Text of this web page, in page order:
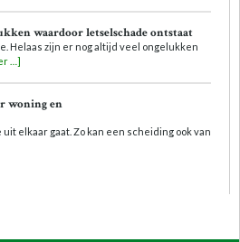
waardoor letselschade ontstaat
Helaas zijn er nog altijd veel ongelukken
…]
woning en
elkaar gaat. Zo kan een scheiding ook van